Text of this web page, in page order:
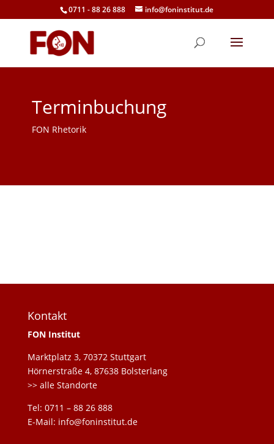
0711 - 88 26 888 info@foninstitut.de
Terminbuchung
FON Rhetorik
Kontakt
FON Institut
Marktplatz 3, 70372 Stuttgart
Hörnerstraße 4, 87638 Bolsterlang
>> alle Standorte
Tel: 0711 – 88 26 888
E-Mail: info@foninstitut.de